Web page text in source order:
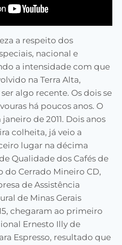
a respeito dos
nacional e
a intensidade com que
na Terra Alta,
algo recente. Os dois se
há poucos anos. O
de 2011. Dois anos
colheita, já veio a
lugar na décima
Qualidade dos Cafés de
do Cerrado Mineiro CD,
de Assistência
de Minas Gerais
chegaram ao primeiro
Ernesto Illy de
Espresso, resultado que